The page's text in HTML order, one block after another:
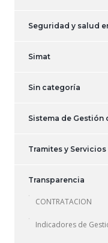
Seguridad y salud
Simat
Sin categoría
Sistema de Gestión
Tramites y Servicios
Transparencia
CONTRATACION
Indicadores de